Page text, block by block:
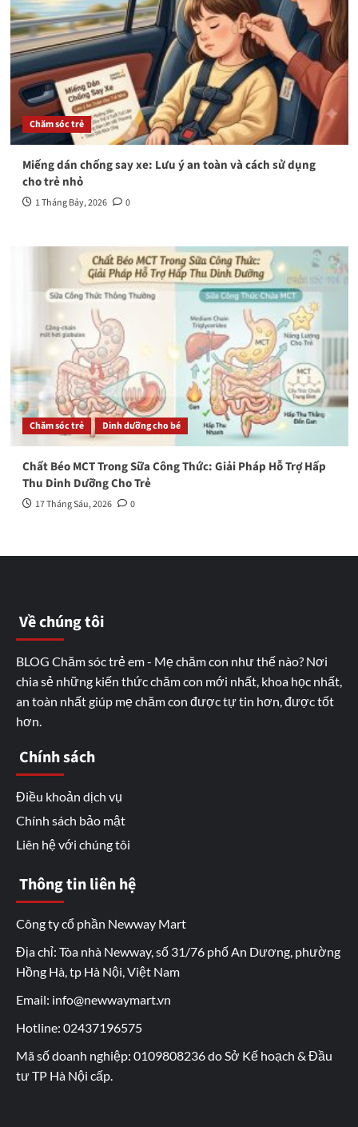
Chăm sóc trẻ
Miếng dán chống say xe: Lưu ý an toàn và cách sử dụng
cho trẻ nhỏ
1 Tháng Bảy, 2026 0
Chăm sóc trẻ Dinh dưỡng cho bé
Chất Béo MCT Trong Sữa Công Thức: Giải Pháp Hỗ Trợ Hấp
Thu Dinh Dưỡng Cho Trẻ
17 Tháng Sáu, 2026 0
Về chúng tôi
BLOG Chăm sóc trẻ em - Mẹ chăm con như thế nào? Nơi
chia sẻ những kiến thức chăm con mới nhất, khoa học nhất,
an toàn nhất giúp mẹ chăm con được tự tin hơn, được tốt
hơn.
Chính sách
Điều khoản dịch vụ
Chính sách bảo mật
Liên hệ với chúng tôi
Thông tin liên hệ
Công ty cổ phần Newway Mart
Địa chỉ: Tòa nhà Newway, số 31/76 phố An Dương, phường
Hồng Hà, tp Hà Nội, Việt Nam
Email: info@newwaymart.vn
Hotline: 02437196575
Mã số doanh nghiệp: 0109808236 do Sở Kế hoạch & Đầu
tư TP Hà Nội cấp.